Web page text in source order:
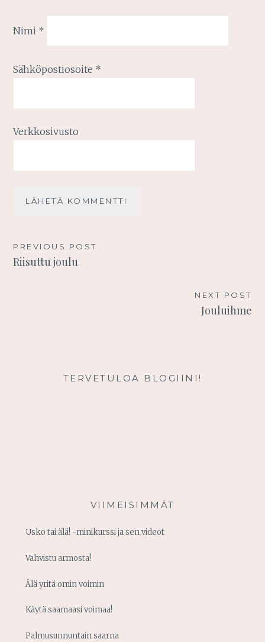
Nimi *
Sähköpostiosoite *
Verkkosivusto
Artikkelien
selaus
PREVIOUS POST
Riisuttu joulu
NEXT POST
Jouluihme
TERVETULOA BLOGIINI!
VIIMEISIMMÄT
Usko tai älä! -minikurssi ja sen videot
Vahvistu armosta!
Älä yritä omin voimin
Käytä saamaasi voimaa!
Palmusunnuntain saarna